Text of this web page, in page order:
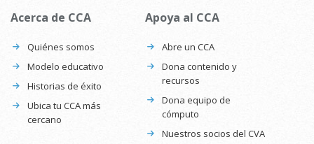
Acerca de CCA
Quiénes somos
Modelo educativo
Historias de éxito
Ubica tu CCA más
cercano
Apoya al CCA
Abre un CCA
Dona contenido y
recursos
Dona equipo de
cómputo
Nuestros socios del CVA